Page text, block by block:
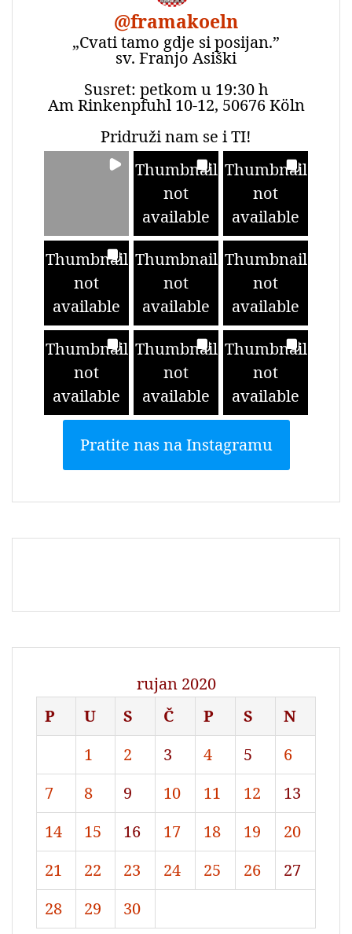
@framakoeln
„Cvati tamo gdje si posijan.”
sv. Franjo Asiški
Susret: petkom u 19:30 h
Am Rinkenpfuhl 10-12, 50676 Köln
Pridruži nam se i TI!
Thumbnail
not
available
Thumbnail
not
available
Thumbnail
not
available
Thumbnail
not
available
Thumbnail
not
available
Thumbnail
not
available
Thumbnail
not
available
Thumbnail
not
available
Pratite nas na Instagramu
rujan 2020
P
U S Č P S
N
1
2 3 4 5
6
7
8 9 10 11 12
13
14
15 16 17 18 19
20
21
22 23 24 25 26
27
28
29 30